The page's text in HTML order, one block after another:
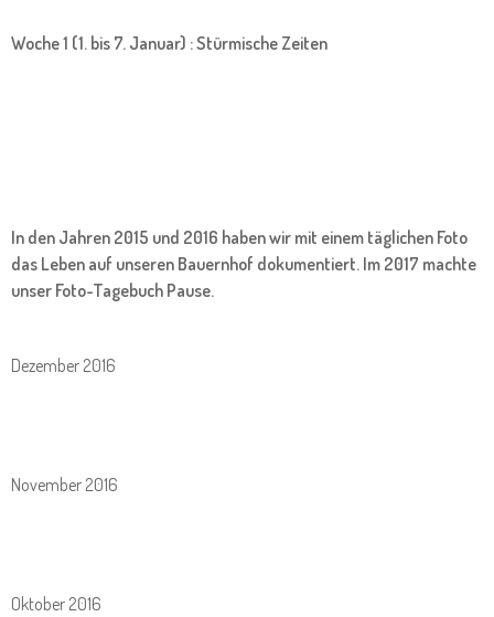
Woche 1 (1. bis 7. Januar) : Stürmische Zeiten
In den Jahren 2015 und 2016 haben wir mit einem täglichen Foto
das Leben auf unseren Bauernhof dokumentiert. Im 2017 machte
unser Foto-Tagebuch Pause.
Dezember 2016
November 2016
Oktober 2016